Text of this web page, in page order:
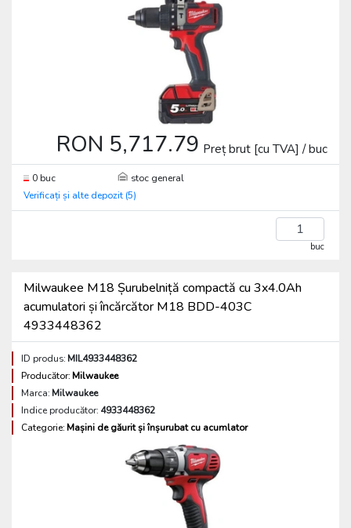
RON 5,717.79 Preț brut [cu TVA] / buc
0 buc
stoc general
Verificați și alte depozit (5)
buc
Milwaukee M18 Șurubelniță compactă cu 3x4.0Ah
acumulatori și încărcător M18 BDD-403C
4933448362
ID produs:MIL4933448362
Producător:Milwaukee
Marca:Milwaukee
Indice producător: 4933448362
Categorie:Mașini de găurit și înșurubat cu acumlator